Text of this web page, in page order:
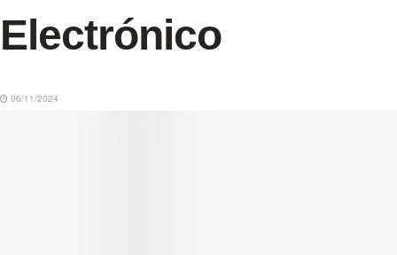
Electrónico
06/11/2024